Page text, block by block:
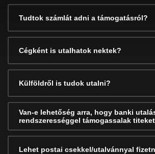
Tudtok számlát adni a támogatásról?
Cégként is utalhatok nektek?
Külföldről is tudok utalni?
Van-e lehetőség arra, hogy banki
rendszerességgel támogassalak
Lehet postai csekkel/utalvánnyal